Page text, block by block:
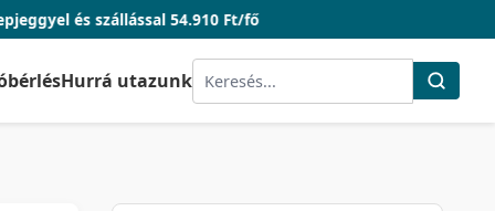
54.910 Ft/fő
Hurrá utazunk